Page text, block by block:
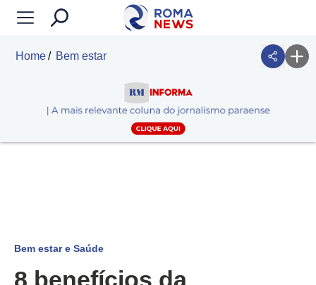
Home Bem estar
Bem estar e Saúde
8 benefícios da